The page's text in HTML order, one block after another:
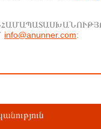
info@anunner.com: